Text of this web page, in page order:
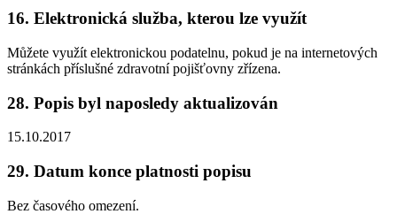
16. Elektronická služba, kterou lze využít
Můžete využít elektronickou podatelnu, pokud je na internetových
stránkách příslušné zdravotní pojišťovny zřízena.
28. Popis byl naposledy aktualizován
15.10.2017
29. Datum konce platnosti popisu
Bez časového omezení.